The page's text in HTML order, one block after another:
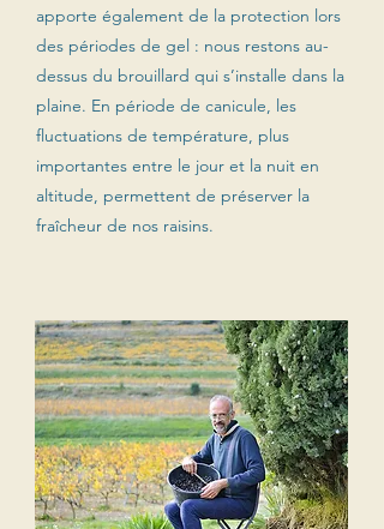
apporte également de la protection lors
des périodes de gel : nous restons au-
dessus du brouillard qui s’installe dans la
plaine. En période de canicule, les
fluctuations de température, plus
importantes entre le jour et la nuit en
altitude, permettent de préserver la
fraîcheur de nos raisins.